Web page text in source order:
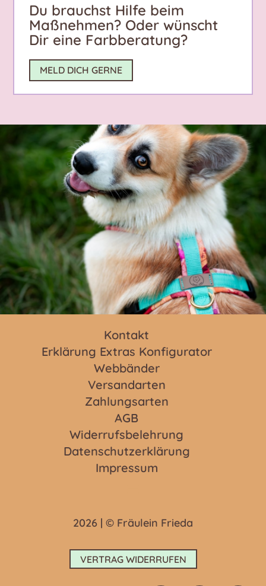
Du brauchst Hilfe beim
Maßnehmen? Oder wünscht
Dir eine Farbberatung?
MELD DICH GERNE
Kontakt
Erklärung Extras Konfigurator
Webbänder
Versandarten
Zahlungsarten
AGB
Widerrufsbelehrung
Datenschutzerklärung
Impressum
2026 | © Fräulein Frieda
VERTRAG WIDERRUFEN